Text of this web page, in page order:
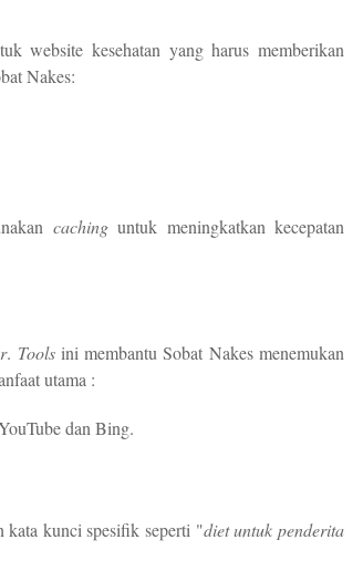
website kesehatan yang harus memberikan
Nakes:
cachinguntuk meningkatkan kecepatan
. Toolsini membantu Sobat Nakes menemukan
utama :
dan Bing.
kata kunci spesifik seperti "diet untuk penderita